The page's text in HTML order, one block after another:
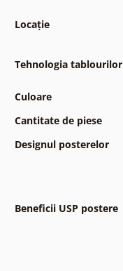
Locație
Tehnologia tablourilor
Culoare
Cantitate de piese
Designul posterelor
Beneficii USP postere